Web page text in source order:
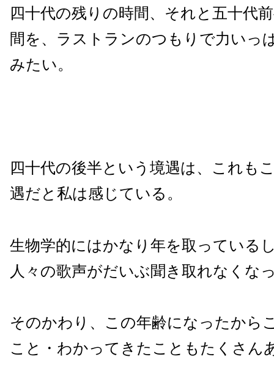
四十代の残りの時間、それと五十代
間を、ラストランのつもりで力いっ
みたい。
四十代の後半という境遇は、これも
遇だと私は感じている。
生物学的にはかなり年を取っている
人々の歌声がだいぶ聞き取れなくな
そのかわり、この年齢になったから
こと・わかってきたこともたくさん